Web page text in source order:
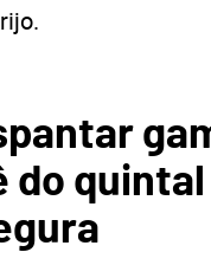
do quintal